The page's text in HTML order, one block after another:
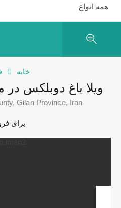
همه انواع
خانه
ویلا باغ دوبلکس
Gilan Province, Iran
برای